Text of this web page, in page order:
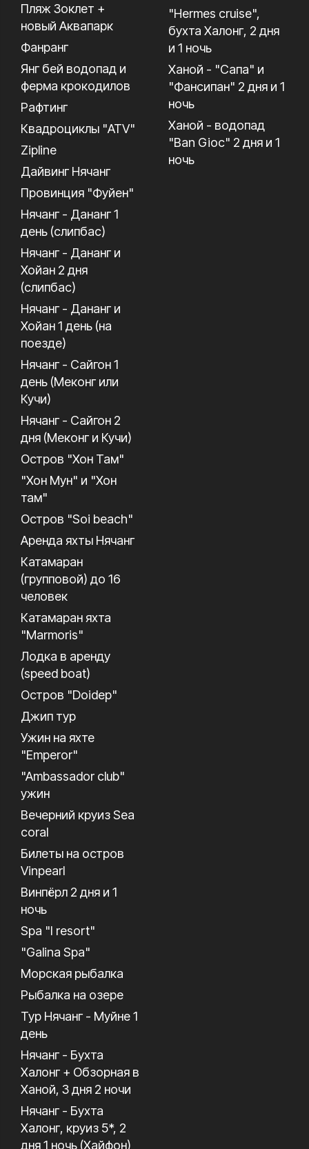
Пляж Зоклет +
новый Аквапарк
Фанранг
Янг бей водопад и
ферма крокодилов
Рафтинг
Квадроциклы "ATV"
Zipline
Дайвинг Нячанг
Провинция "Фуйен"
Нячанг - Дананг 1
день (слипбас)
Нячанг - Дананг и
Хойан 2 дня
(слипбас)
Нячанг - Дананг и
Хойан 1 день (на
поезде)
Нячанг - Сайгон 1
день (Меконг или
Кучи)
Нячанг - Сайгон 2
дня (Меконг и Кучи)
Остров "Хон Там"
"Хон Мун" и "Хон
там"
Остров "Soi beach"
Аренда яхты Нячанг
Катамаран
(групповой) до 16
человек
Катамаран яхта
"Marmoris"
Лодка в аренду
(speed boat)
Остров "Doidep"
Джип тур
Ужин на яхте
"Emperor"
"Ambassador club"
ужин
Вечерний круиз Sea
coral
Билеты на остров
Vinpearl
Винпёрл 2 дня и 1
ночь
Spa "I resort"
"Galina Spa"
Морская рыбалка
Рыбалка на озере
Тур Нячанг - Муйне 1
день
Нячанг - Бухта
Халонг + Обзорная в
Ханой, 3 дня 2 ночи
Нячанг - Бухта
Халонг, круиз 5*, 2
дня 1 ночь (Хайфон)
"Hermes cruise",
бухта Халонг, 2 дня
и 1 ночь
Ханой - "Сапа" и
"Фансипан" 2 дня и 1
ночь
Ханой - водопад
"Ban Gioc" 2 дня и 1
ночь